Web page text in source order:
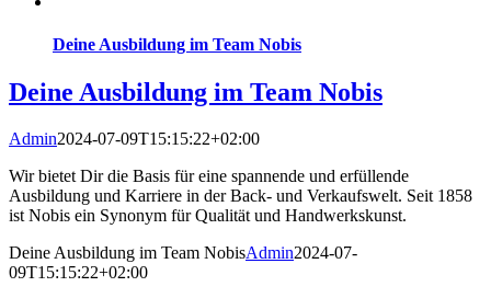
Deine Ausbildung im Team Nobis
Deine Ausbildung im Team Nobis
Admin2024-07-09T15:15:22+02:00
Wir bietet Dir die Basis für eine spannende und erfüllende
Ausbildung und Karriere in der Back- und Verkaufswelt. Seit 1858
ist Nobis ein Synonym für Qualität und Handwerkskunst.
Deine Ausbildung im Team NobisAdmin2024-07-
09T15:15:22+02:00